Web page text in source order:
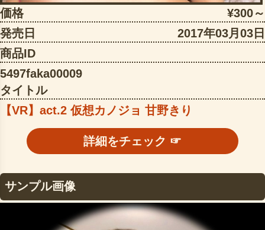
価格
¥300～
発売日
2017年03月03日
商品ID
5497faka00009
タイトル
【VR】act.2 仮想カノジョ 甘野きり
詳細をチェック ☞
サンプル画像